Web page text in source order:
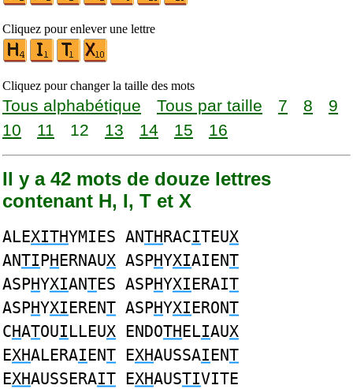
Cliquez pour enlever une lettre
Cliquez pour changer la taille des mots
Tous alphabétique Tous par taille 7 8
9
10
11 12 13 14 15 16
Il y a 42 mots de douze lettres
contenant H, I, T et X
ALEXITHYMIES ANTHRACITEUX
ANTIPHERNAUX ASPHYXIAIENT
ASPHYXIANTES ASPHYXIERAIT
ASPHYXIERENT ASPHYXIERONT
CHATOUILLEUX ENDOTHELIAUX
EXHALERAIENT EXHAUSSAIENT
EXHAUSSERAIT EXHAUSTIVITE